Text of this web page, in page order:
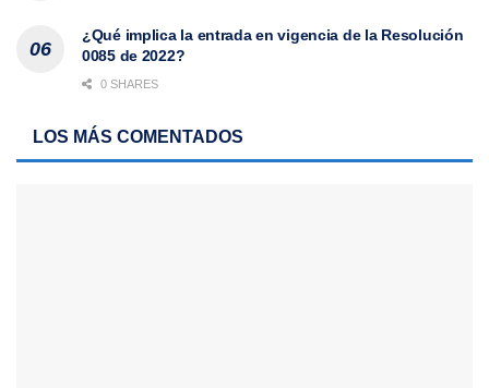
¿Qué implica la entrada en vigencia de la Resolución
0085 de 2022?
0 SHARES
LOS MÁS COMENTADOS